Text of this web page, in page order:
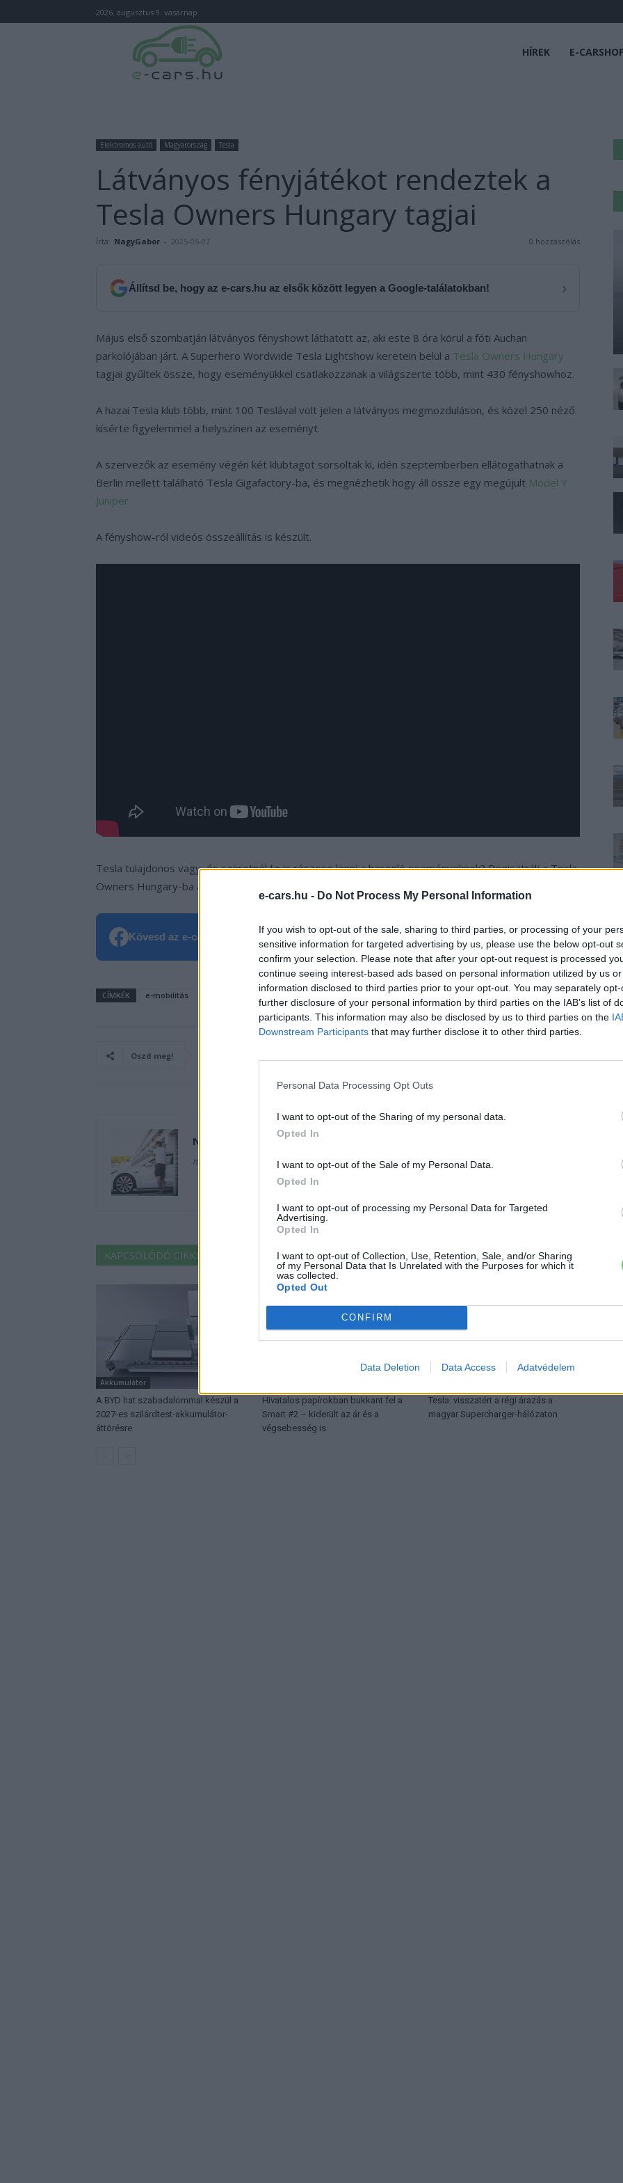
e-cars.hu - Do Not Process My Personal Information
If you wish to opt-out of the sale, sharing to third parties, or processing of your
sensitive information for targeted advertising by us, please use the below opt-out
confirm your selection. Please note that after your opt-out request is processed
continue seeing interest-based ads based on personal information utilized by us
information disclosed to third parties prior to your opt-out. You may separately
further disclosure of your personal information by third parties on the IAB’s list of
participants. This information may also be disclosed by us to third parties on the
Downstream Participants that may further disclose it to other third parties.
Personal Data Processing Opt Outs
I want to opt-out of the Sharing of my personal data.
Opted In
I want to opt-out of the Sale of my Personal Data.
Opted In
I want to opt-out of processing my Personal Data for Targeted
Advertising.
Opted In
I want to opt-out of Collection, Use, Retention, Sale, and/or Sharing
of my Personal Data that Is Unrelated with the Purposes for which it
was collected.
Opted Out
CONFIRM
Data Deletion Data Access Adatvédelem
2026. augusztus 9. vasárnap
HÍREK E-
Elektromos autó Magyarország Tesla
Látványos fényjátékot rendeztek a
Tesla Owners Hungary tagjai
Írta: NagyGabor - 2025-05-07 0 hozzászólás
Állítsd be, hogy az e-cars.hu az elsők között legyen a Google-találatokban! ›
Május első szombatján látványos fényshowt láthatott az, aki este 8 óra körül a fóti Auchan
parkolójában járt. A Superhero Wordwide Tesla Lightshow keretein belül a Tesla Owners Hungary
tagjai gyűltek össze, hogy eseményükkel csatlakozzanak a világszerte több, mint 430 fényshowhoz.
A hazai Tesla klub több, mint 100 Teslával volt jelen a látványos megmozduláson, és közel 250 néző
kísérte figyelemmel a helyszínen az eseményt.
A szervezők az esemény végén két klubtagot sorsoltak ki, idén szeptemberben ellátogathatnak a
Berlin mellett található Tesla Gigafactory-ba, és megnézhetik hogy áll össze egy megújult Model Y
Juniper.
A fényshow-ról videós összeállítás is készült.
Tesla tulajdonos vagy, és szeretnél te is részese lenni a hasonló eseményeknek? Regisztrálj a Tesla
Owners Hungary-ba a
Kövesd az e-cars.hu-t a Facebookon is, további tartalmakért! ›
CÍMKÉK e-mobilitás Lightshow Magyarország
Oszd meg!
NagyGabor
http://delight.hu
KAPCSOLÓDÓ CIKKEK TÖBB A SZERZŐTŐL
Akkumulátor
A BYD hat szabadalommal készül a
2027-es szilárdtest-akkumulátor-
áttörésre
Hivatalos papírokban bukkant fel a
Smart #2 – kiderült az ár és a
végsebesség is
Tesla: visszatért a régi árazás a
magyar Supercharger-hálózaton